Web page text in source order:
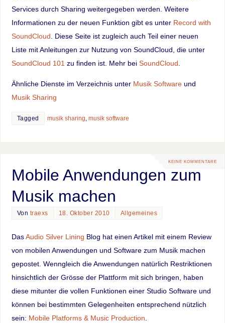
Services durch Sharing weitergegeben werden. Weitere
Informationen zu der neuen Funktion gibt es unter Record with
SoundCloud . Diese Seite ist zugleich auch Teil einer neuen
Liste mit Anleitungen zur Nutzung von SoundCloud, die unter
SoundCloud 101 zu finden ist. Mehr bei SoundCloud
Ähnliche Dienste im Verzeichnis unter Musik Softwareund
Musik Sharing
Tagged musik sharing musik software
KEINE KOMMENTARE
Mobile Anwendungen zum
Musik machen
Von traexs 18. Oktober 2010 Allgemeines
DasAudio Silver Lining Blog hat einen Artikel mit einem Review
von mobilen Anwendungen und Software zum Musik machen
gepostet. Wenngleich die Anwendungen natürlich Restriktionen
hinsichtlich der Grösse der Plattform mit sich bringen, haben
diese mitunter die vollen Funktionen einer Studio Software und
können bei bestimmten Gelegenheiten entsprechend nützlich
sein: Mobile Platforms & Music Production.